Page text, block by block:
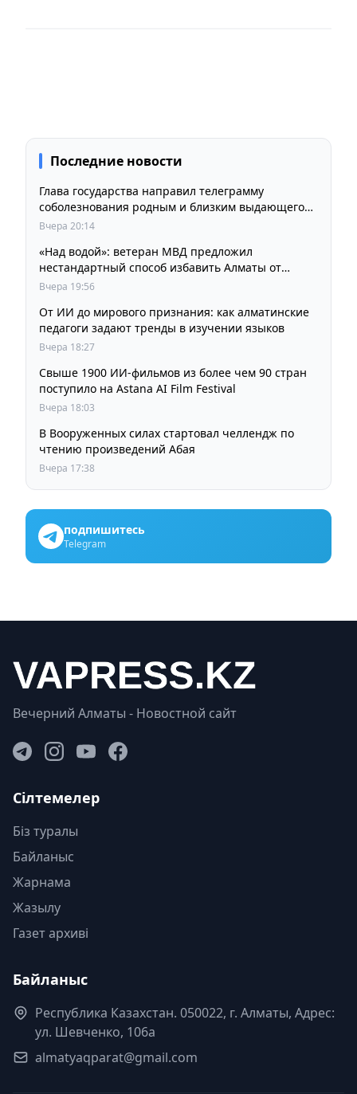
Последние новости
Глава государства направил телеграмму
соболезнования родным и близким выдающегося
кинорежиссера Ардака Амиркулова
Вчера 20:14
«Над водой»: ветеран МВД предложил
нестандартный способ избавить Алматы от
пробок и смога
Вчера 19:56
От ИИ до мирового признания: как алматинские
педагоги задают тренды в изучении языков
Вчера 18:27
Свыше 1900 ИИ-фильмов из более чем 90 стран
поступило на Astana AI Film Festival
Вчера 18:03
В Вооруженных силах стартовал челлендж по
чтению произведений Абая
Вчера 17:38
подпишитесь
Telegram
Вечерний Алматы - Новостной сайт
Сілтемелер
Біз туралы
Байланыс
Жарнама
Жазылу
Газет архиві
Байланыс
Республика Казахстан. 050022, г. Алматы, Адрес:
ул. Шевченко, 106а
almatyaqparat@gmail.com